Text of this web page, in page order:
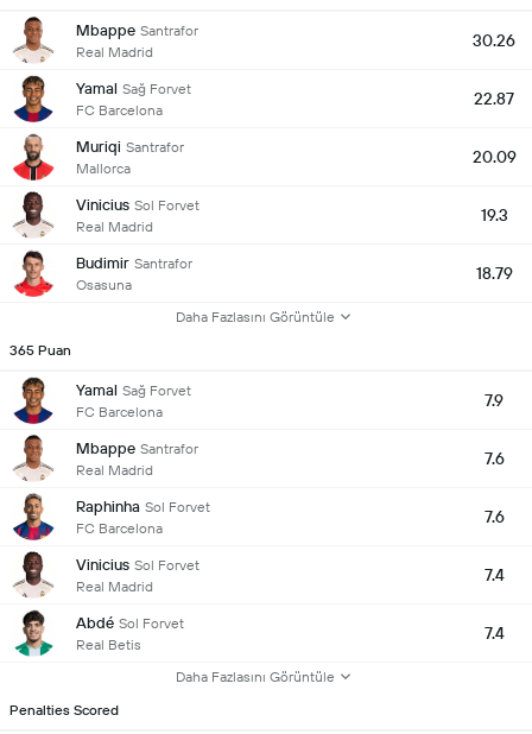
Mbappe Santrafor
Real Madrid
30.26
Yamal Sağ Forvet
FC Barcelona
22.87
Muriqi Santrafor
Mallorca
20.09
Vinicius Sol Forvet
Real Madrid
19.3
Budimir Santrafor
Osasuna
18.79
Daha Fazlasını Görüntüle
365 Puan
Yamal Sağ Forvet
FC Barcelona
7.9
Mbappe Santrafor
Real Madrid
7.6
Raphinha Sol Forvet
FC Barcelona
7.6
Vinicius Sol Forvet
Real Madrid
7.4
Abdé Sol Forvet
Real Betis
7.4
Daha Fazlasını Görüntüle
Penalties Scored